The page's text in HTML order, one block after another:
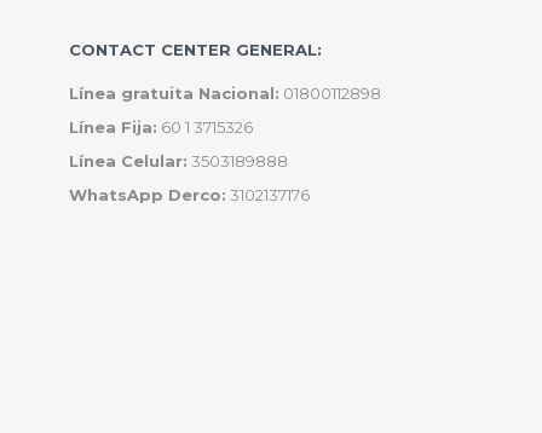
CONTACT CENTER GENERAL:
Línea gratuita Nacional: 01800112898
Línea Fija: 60 1 3715326
Línea Celular: 3503189888
WhatsApp Derco: 3102137176